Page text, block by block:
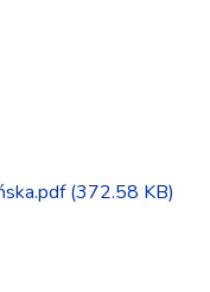
(372.58 KB)